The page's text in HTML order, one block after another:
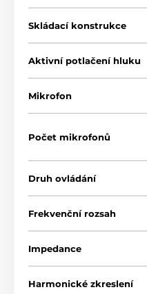
Skládací konstrukce
Aktivní potlačení hluku
Mikrofon
Počet mikrofonů
Druh ovládání
Frekvenční rozsah
Impedance
Harmonické zkreslení